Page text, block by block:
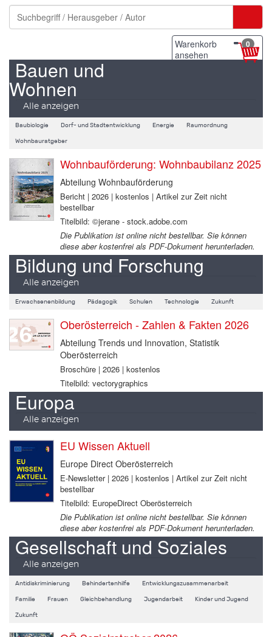
Warenkorb
ansehen
0
Bauen und
Wohnen
Alle anzeigen
Baubiologie Dorf- und Stadtentwicklung Energie Raumordnung
Wohnbauratgeber
Wohnbauförderung: Wohnbaubilanz 2025
Abteilung Wohnbauförderung
Bericht | 2026 | kostenlos | Artikel zur Zeit nicht
bestellbar
Titelbild: ©jerane - stock.adobe.com
Die Publikation ist online nicht bestellbar. Sie können
diese aber kostenfrei als PDF-Dokument herunterladen.
Bildung und Forschung
Alle anzeigen
Erwachsenenbildung Pädagogik Schulen Technologie Zukunft
Oberösterreich - Zahlen & Fakten 2026
Abteilung Trends und Innovation, Statistik
Oberösterreich
Broschüre | 2026 | kostenlos
Titelbild: vectorygraphics
Europa
Alle anzeigen
EU Wissen Aktuell
Europe Direct Oberösterreich
E-Newsletter | 2026 | kostenlos | Artikel zur Zeit nicht
bestellbar
Titelbild: EuropeDirect Oberösterreich
Die Publikation ist online nicht bestellbar. Sie können
diese aber kostenfrei als PDF-Dokument herunterladen.
Gesellschaft und Soziales
Alle anzeigen
Antidiskriminierung Behindertenhilfe Entwicklungszusammenarbeit
Familie Frauen Gleichbehandlung Jugendarbeit Kinder und Jugend
Zukunft